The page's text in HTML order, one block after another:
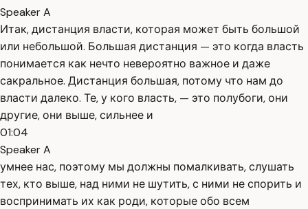
Speaker A
Итак, дистанция власти, которая может быть большой
или небольшой. Большая дистанция — это когда власть
понимается как нечто невероятно важное и даже
сакральное. Дистанция большая, потому что нам до
власти далеко. Те, у кого власть, — это полубоги, они
другие, они выше, сильнее и
01:04
Speaker A
умнее нас, поэтому мы должны помалкивать, слушать
тех, кто выше, над ними не шутить, с ними не спорить и
воспринимать их как роди, которые обо всем